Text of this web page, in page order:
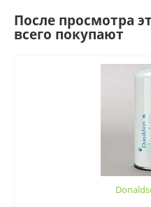
После просмотра
всего покупают